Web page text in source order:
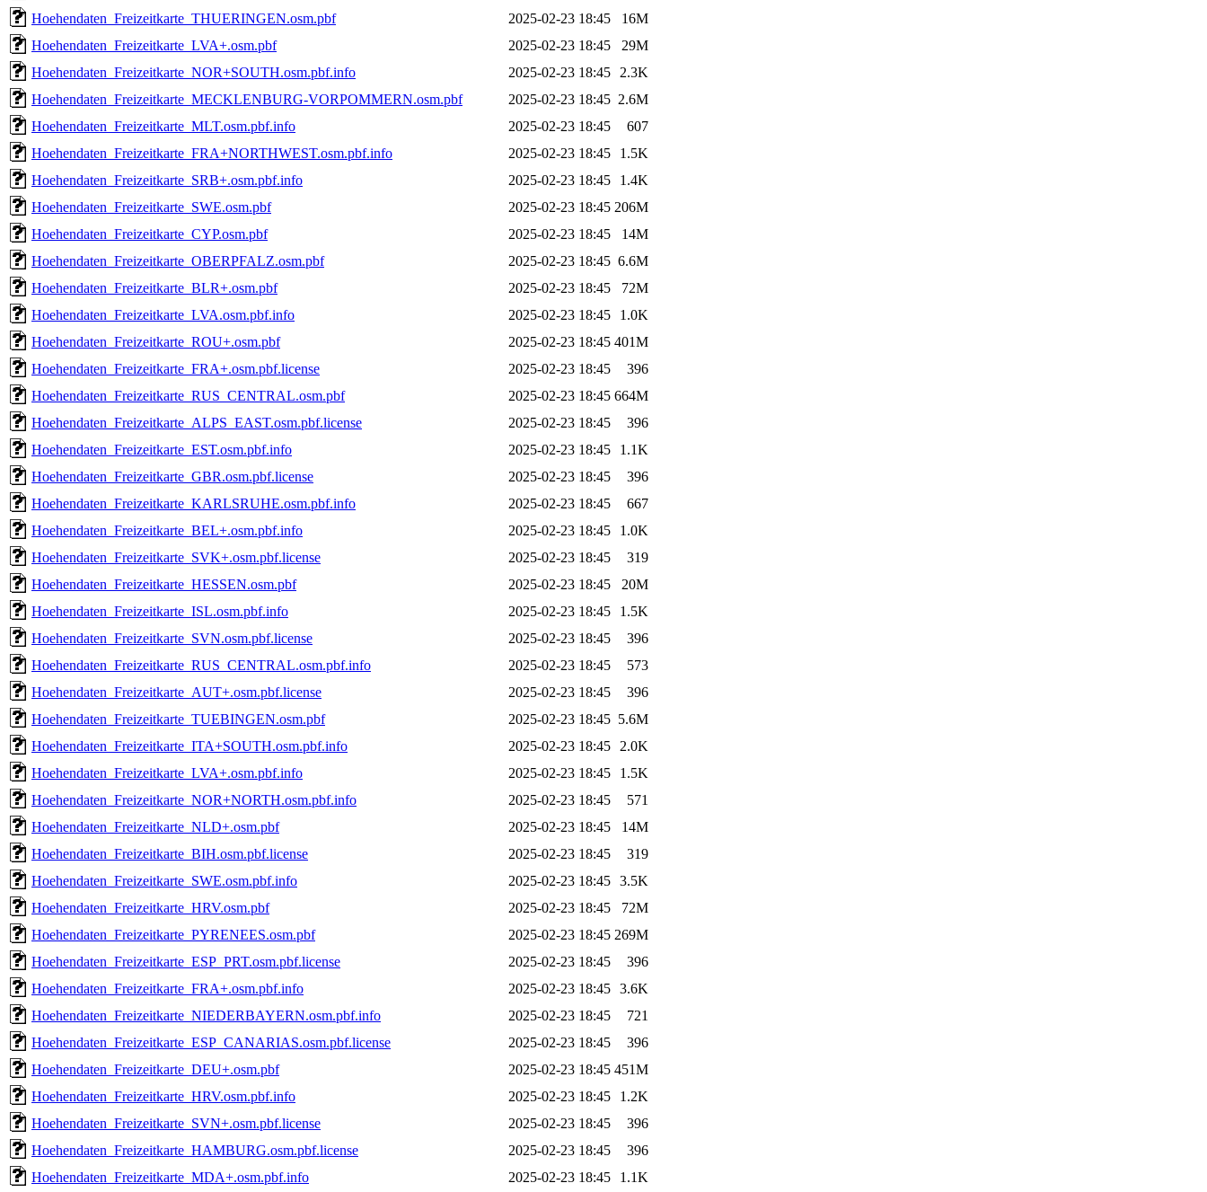
Hoehendaten_Freizeitkarte_THUERINGEN.osm.pbf
2025-02-23 18:45
16M
Hoehendaten_Freizeitkarte_LVA+.osm.pbf
2025-02-23 18:45
29M
Hoehendaten_Freizeitkarte_NOR+SOUTH.osm.pbf.info
2025-02-23 18:45
2.3K
Hoehendaten_Freizeitkarte_MECKLENBURG-VORPOMMERN.osm.pbf
2025-02-23 18:45 2.6M
Hoehendaten_Freizeitkarte_MLT.osm.pbf.info
2025-02-23 18:45
607
Hoehendaten_Freizeitkarte_FRA+NORTHWEST.osm.pbf.info
2025-02-23 18:45
1.5K
Hoehendaten_Freizeitkarte_SRB+.osm.pbf.info
2025-02-23 18:45
1.4K
Hoehendaten_Freizeitkarte_SWE.osm.pbf
2025-02-23 18:45 206M
Hoehendaten_Freizeitkarte_CYP.osm.pbf
2025-02-23 18:45
14M
Hoehendaten_Freizeitkarte_OBERPFALZ.osm.pbf
2025-02-23 18:45 6.6M
Hoehendaten_Freizeitkarte_BLR+.osm.pbf
2025-02-23 18:45
72M
Hoehendaten_Freizeitkarte_LVA.osm.pbf.info
2025-02-23 18:45
1.0K
Hoehendaten_Freizeitkarte_ROU+.osm.pbf
2025-02-23 18:45 401M
Hoehendaten_Freizeitkarte_FRA+.osm.pbf.license
2025-02-23 18:45
396
Hoehendaten_Freizeitkarte_RUS_CENTRAL.osm.pbf
2025-02-23 18:45 664M
Hoehendaten_Freizeitkarte_ALPS_EAST.osm.pbf.license
2025-02-23 18:45
396
Hoehendaten_Freizeitkarte_EST.osm.pbf.info
2025-02-23 18:45
1.1K
Hoehendaten_Freizeitkarte_GBR.osm.pbf.license
2025-02-23 18:45
396
Hoehendaten_Freizeitkarte_KARLSRUHE.osm.pbf.info
2025-02-23 18:45
667
Hoehendaten_Freizeitkarte_BEL+.osm.pbf.info
2025-02-23 18:45
1.0K
Hoehendaten_Freizeitkarte_SVK+.osm.pbf.license
2025-02-23 18:45
319
Hoehendaten_Freizeitkarte_HESSEN.osm.pbf
2025-02-23 18:45
20M
Hoehendaten_Freizeitkarte_ISL.osm.pbf.info
2025-02-23 18:45
1.5K
Hoehendaten_Freizeitkarte_SVN.osm.pbf.license
2025-02-23 18:45
396
Hoehendaten_Freizeitkarte_RUS_CENTRAL.osm.pbf.info
2025-02-23 18:45
573
Hoehendaten_Freizeitkarte_AUT+.osm.pbf.license
2025-02-23 18:45
396
Hoehendaten_Freizeitkarte_TUEBINGEN.osm.pbf
2025-02-23 18:45 5.6M
Hoehendaten_Freizeitkarte_ITA+SOUTH.osm.pbf.info
2025-02-23 18:45
2.0K
Hoehendaten_Freizeitkarte_LVA+.osm.pbf.info
2025-02-23 18:45
1.5K
Hoehendaten_Freizeitkarte_NOR+NORTH.osm.pbf.info
2025-02-23 18:45
571
Hoehendaten_Freizeitkarte_NLD+.osm.pbf
2025-02-23 18:45
14M
Hoehendaten_Freizeitkarte_BIH.osm.pbf.license
2025-02-23 18:45
319
Hoehendaten_Freizeitkarte_SWE.osm.pbf.info
2025-02-23 18:45 3.5K
Hoehendaten_Freizeitkarte_HRV.osm.pbf
2025-02-23 18:45
72M
Hoehendaten_Freizeitkarte_PYRENEES.osm.pbf
2025-02-23 18:45 269M
Hoehendaten_Freizeitkarte_ESP_PRT.osm.pbf.license
2025-02-23 18:45
396
Hoehendaten_Freizeitkarte_FRA+.osm.pbf.info
2025-02-23 18:45 3.6K
Hoehendaten_Freizeitkarte_NIEDERBAYERN.osm.pbf.info
2025-02-23 18:45
721
Hoehendaten_Freizeitkarte_ESP_CANARIAS.osm.pbf.license
2025-02-23 18:45
396
Hoehendaten_Freizeitkarte_DEU+.osm.pbf
2025-02-23 18:45 451M
Hoehendaten_Freizeitkarte_HRV.osm.pbf.info
2025-02-23 18:45
1.2K
Hoehendaten_Freizeitkarte_SVN+.osm.pbf.license
2025-02-23 18:45
396
Hoehendaten_Freizeitkarte_HAMBURG.osm.pbf.license
2025-02-23 18:45
396
Hoehendaten_Freizeitkarte_MDA+.osm.pbf.info
2025-02-23 18:45 1.1K